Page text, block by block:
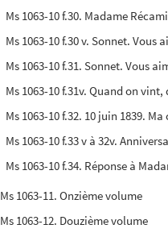
Ms 1063-10 f.30. Madame
Ms 1063-10 f.30 v. Sonnet.
Ms 1063-10 f.31. Sonnet. Vous
Ms 1063-10 f.31v. Quand on
Ms 1063-10 f.32. 10 juin 1839.
Ms 1063-10 f.33 v à 32v.
Ms 1063-10 f.34. Réponse à
Ms 1063-11. Onzième volume
Ms 1063-12. Douzième volume